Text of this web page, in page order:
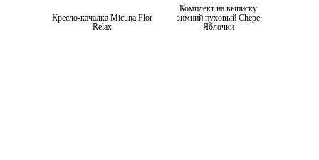
Кресло-качалка Micuna Flor
Relax
Комплект на выписку
зимний пуховый Chepe
Яблочки